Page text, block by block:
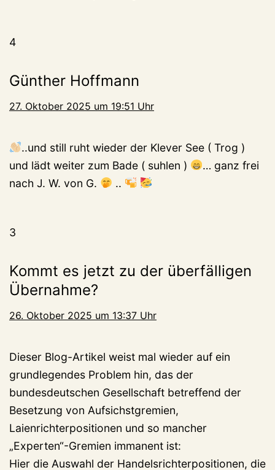
4
Günther Hoffmann
27. Oktober 2025 um 19:51 Uhr
..und still ruht wieder der Klever See ( Trog )
und lädt weiter zum Bade ( suhlen )
… ganz frei
nach J. W. von G.
..
3
Kommt es jetzt zu der überfälligen
Übernahme?
26. Oktober 2025 um 13:37 Uhr
Dieser Blog-Artikel weist mal wieder auf ein
grundlegendes Problem hin, das der
bundesdeutschen Gesellschaft betreffend der
Besetzung von Aufsichstgremien,
Laienrichterpositionen und so mancher
„Experten“-Gremien immanent ist:
Hier die Auswahl der Handelsrichterpositionen, die